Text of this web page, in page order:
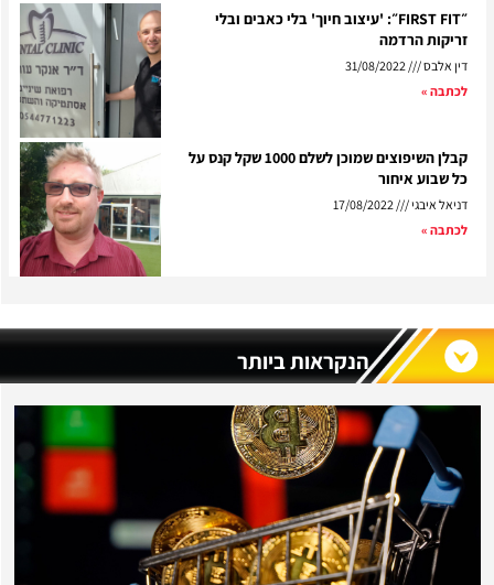
״FIRST FIT״: 'עיצוב חיוך' בלי כאבים ובלי
זריקות הרדמה
דין אלבס
31/08/2022
לכתבה »
קבלן השיפוצים שמוכן לשלם 1000 שקל קנס על
כל שבוע איחור
דניאל איבגי
לכתבה »
הנקראות ביותר